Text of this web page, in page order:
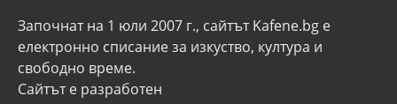
Започнат на 1 юли 2007 г., сайтът Kafene.bg e
eлектронно списание за изкуство, култура и
свободно време.
Сайтът е разработен